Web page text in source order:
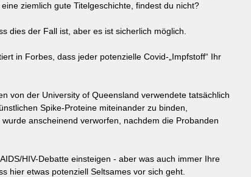
ziemlich gute Titelgeschichte, findest du nicht?
dies der Fall ist, aber es ist sicherlich möglich.
in Forbes, dass jeder potenzielle Covid-„Impfstoff“ Ihr
von der University of Queensland verwendete tatsächlich
Spike-Proteine miteinander zu binden,
anscheinend verworfen, nachdem die Probanden
HIV-Debatte einsteigen - aber was auch immer Ihre
hier etwas potenziell Seltsames vor sich geht.